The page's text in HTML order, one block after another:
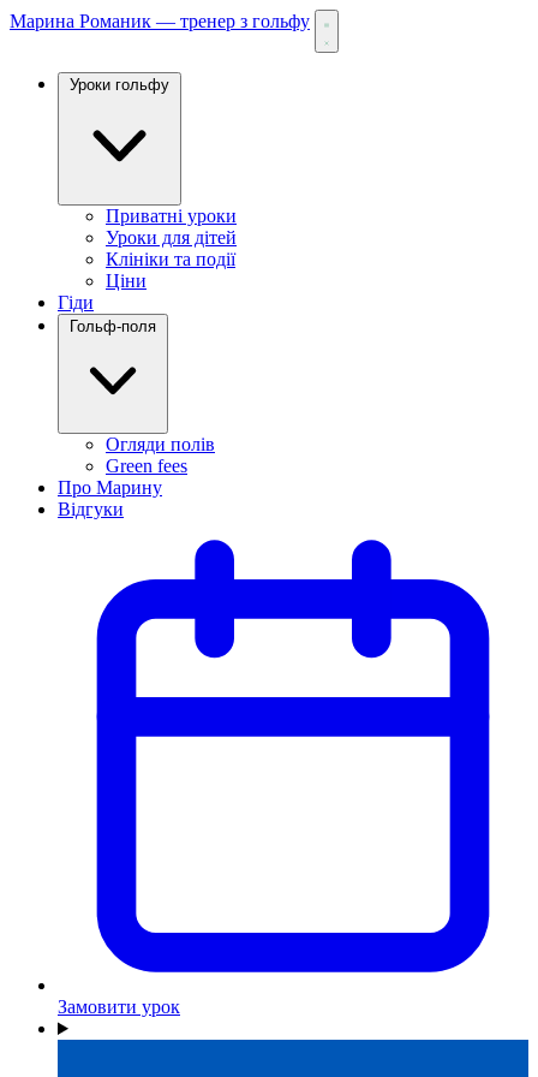
Марина Романик — тренер з гольфу
Приватні уроки
Уроки для дітей
Клініки та події
Ціни
Гіди
Огляди полів
Green fees
Про Марину
Відгуки
Замовити урок